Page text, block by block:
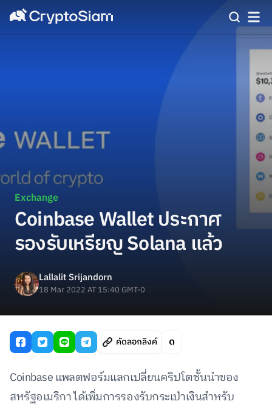
Exchange
Coinbase Wallet ประกาศ
รองรับเหรียญ Solana แล้ว
Lallalit Srijandorn
18 Mar 2022 AT 15:40 GMT-0
คัดลอกลิงค์
Coinbase แพลตฟอร์มแลกเปลี่ยนคริปโตชั้นนำของ
สหรัฐอเมริกา ได้เพิ่มการรองรับกระเป๋าเงินสำหรับ